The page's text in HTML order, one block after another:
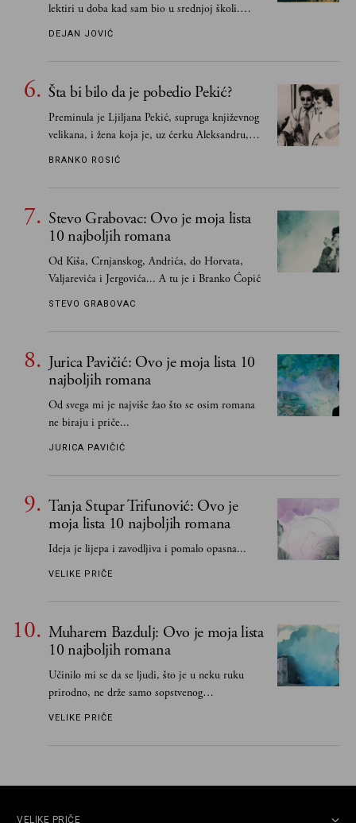
lektiri u doba kad sam bio u srednjoj školi.
Smatrao sam da su "klasici" već dovoljno
DEJAN JOVIĆ
Šta bi bilo da je pobedio Pekić?
Preminula je Ljiljana Pekić, supruga književnog
velikana, i žena koja je, uz ćerku Aleksandru,
vodila računa o zaostavštini pisca. Ovu priču o
poznavale
BRANKO ROSIĆ
Stevo Grabovac: Ovo je moja lista
10 najboljih romana
Od Kiša, Crnjanskog, Andrića, do Horvata,
Valjarevića i Jergovića... A tu je i Branko Ćopić
STEVO GRABOVAC
Jurica Pavičić: Ovo je moja lista 10
najboljih romana
Od svega mi je najviše žao što se osim romana
ne biraju i priče...
JURICA PAVIČIĆ
Tanja Stupar Trifunović: Ovo je
moja lista 10 najboljih romana
Ideja je lijepa i zavodljiva i pomalo opasna...
VELIKE PRIČE
Muharem Bazdulj: Ovo je moja lista
10 najboljih romana
Učinilo mi se da se ljudi, što je u neku ruku
prirodno, ne drže samo sopstvenog
senzibiliteta... Pokušao sam (biće, samo
VELIKE PRIČE
VELIKE PRIČE